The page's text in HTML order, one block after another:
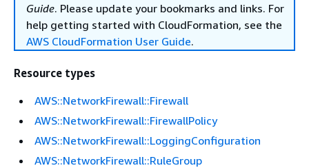
Guide. Please update your bookmarks and links. For
help getting started with CloudFormation, see the
AWS CloudFormation User Guide.
Resource types
AWS::NetworkFirewall::Firewall
AWS::NetworkFirewall::FirewallPolicy
AWS::NetworkFirewall::LoggingConfiguration
AWS::NetworkFirewall::RuleGroup